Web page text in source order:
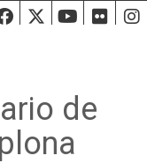
Facebook
Twiiter
de